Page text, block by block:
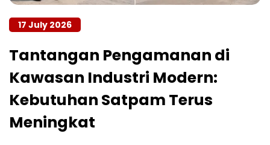
17 July 2026
Tantangan Pengamanan di
Kawasan Industri Modern:
Kebutuhan Satpam Terus
Meningkat